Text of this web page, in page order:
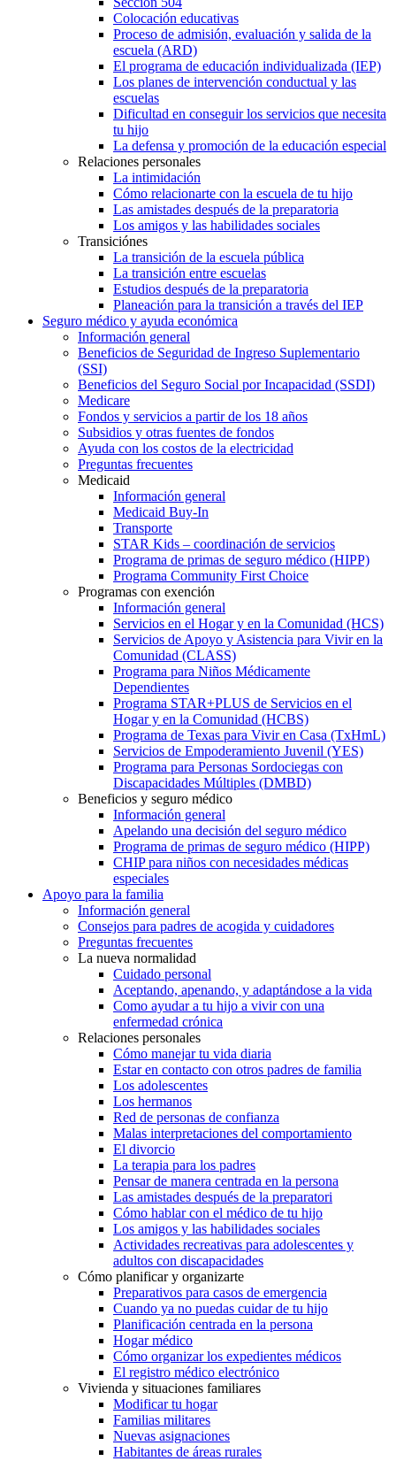
Colocación educativas
Proceso de admisión, evaluación y salida de la
escuela (ARD)
El programa de educación individualizada (IEP)
Los planes de intervención conductual y las
escuelas
Dificultad en conseguir los servicios que necesita
tu hijo
La defensa y promoción de la educación especial
Relaciones personales
La intimidación
Cómo relacionarte con la escuela de tu hijo
Las amistades después de la preparatoria
Los amigos y las habilidades sociales
Transiciónes
La transición de la escuela pública
La transición entre escuelas
Estudios después de la preparatoria
Planeación para la transición a través del IEP
Seguro médico y ayuda económica
Información general
Beneficios de Seguridad de Ingreso Suplementario
(SSI)
Beneficios del Seguro Social por Incapacidad (SSDI)
Medicare
Fondos y servicios a partir de los 18 años
Subsidios y otras fuentes de fondos
Ayuda con los costos de la electricidad
Preguntas frecuentes
Medicaid
Información general
Medicaid Buy-In
Transporte
STAR Kids – coordinación de servicios
Programa de primas de seguro médico (HIPP)
Programa Community First Choice
Programas con exención
Información general
Servicios en el Hogar y en la Comunidad (HCS)
Servicios de Apoyo y Asistencia para Vivir en la
Comunidad (CLASS)
Programa para Niños Médicamente
Dependientes
Programa STAR+PLUS de Servicios en el
Hogar y en la Comunidad (HCBS)
Programa de Texas para Vivir en Casa (TxHmL)
Servicios de Empoderamiento Juvenil (YES)
Programa para Personas Sordociegas con
Discapacidades Múltiples (DMBD)
Beneficios y seguro médico
Información general
Apelando una decisión del seguro médico
Programa de primas de seguro médico (HIPP)
CHIP para niños con necesidades médicas
especiales
Apoyo para la familia
Información general
Consejos para padres de acogida y cuidadores
Preguntas frecuentes
La nueva normalidad
Cuidado personal
Aceptando, apenando, y adaptándose a la vida
Como ayudar a tu hijo a vivir con una
enfermedad crónica
Relaciones personales
Cómo manejar tu vida diaria
Estar en contacto con otros padres de familia
Los adolescentes
Los hermanos
Red de personas de confianza
Malas interpretaciones del comportamiento
El divorcio
La terapia para los padres
Pensar de manera centrada en la persona
Las amistades después de la preparatori
Cómo hablar con el médico de tu hijo
Los amigos y las habilidades sociales
Actividades recreativas para adolescentes y
adultos con discapacidades
Cómo planificar y organizarte
Preparativos para casos de emergencia
Cuando ya no puedas cuidar de tu hijo
Planificación centrada en la persona
Hogar médico
Cómo organizar los expedientes médicos
El registro médico electrónico
Vivienda y situaciones familiares
Modificar tu hogar
Familias militares
Nuevas asignaciones
Habitantes de áreas rurales